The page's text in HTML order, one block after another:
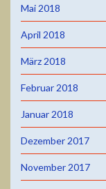
Mai 2018
April 2018
März 2018
Februar 2018
Januar 2018
Dezember 2017
November 2017